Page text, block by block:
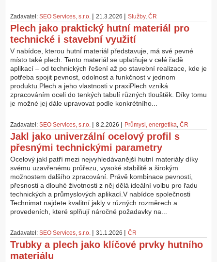
a
l
o
ž
i
t
ú
č
e
t
Zadavatel: SEO Services, s.r.o. | 21.3.2026 | Služby, ČR
Plech jako praktický hutní materiál pro
technické i stavební využití
V nabídce, kterou hutní materiál představuje, má své pevné
místo také plech. Tento materiál se uplatňuje v celé řadě
aplikací – od technických řešení až po stavební realizace, kde je
potřeba spojit pevnost, odolnost a funkčnost v jednom
produktu.Plech a jeho vlastnosti v praxiPlech vzniká
zpracováním oceli do tenkých tabulí různých tlouštěk. Díky tomu
je možné jej dále upravovat podle konkrétního...
Zadavatel: SEO Services, s.r.o. | 8.2.2026 | Průmysl, energetika, ČR
Jakl jako univerzální ocelový profil s
přesnými technickými parametry
Ocelový jakl patří mezi nejvyhledávanější hutní materiály díky
svému uzavřenému průřezu, vysoké stabilitě a širokým
možnostem dalšího zpracování. Právě kombinace pevnosti,
přesnosti a dlouhé životnosti z něj dělá ideální volbu pro řadu
technických a průmyslových aplikací.V nabídce společnosti
Technimat najdete kvalitní jakly v různých rozměrech a
provedeních, které splňují náročné požadavky na...
Zadavatel: SEO Services, s.r.o. | 31.1.2026 | ČR
Trubky a plech jako klíčové prvky hutního
materiálu